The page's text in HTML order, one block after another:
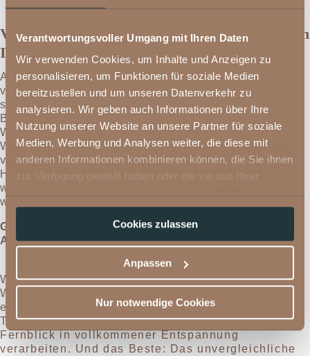
Verantwortungsvoller Umgang mit Ihren Daten
Wir verwenden Cookies, um Inhalte und Anzeigen zu
personalisieren, um Funktionen für soziale Medien
bereitzustellen und um unseren Datenverkehr zu
analysieren. Wir geben auch Informationen über Ihre
Nutzung unserer Website an unsere Partner für soziale
Medien, Werbung und Analysen weiter, die diese mit
anderen Informationen kombinieren können, die Sie ihnen
zur Verfügung gestellt haben oder die sie aus Ihrer
Informationen
Cookies zulassen
Anpassen
Nur notwendige Cookies
Von Bartholomäberg über Barthold-Rank nach
Innerberg
Auch hier können Sie wieder ganz unkompliziert
vomHotel Fernblickaus in Ihre Winterwanderung
starten und dabei die wunderschöne Barockkirche
Bartholomäberg erkunden. Der Vorteil dieser
Wanderung: Durch die sonnige Lage des
Wanderweges können Sie auf Ihrer Wanderung
viele Sonnenstunden genießen. Die Sonne auf der
Haut, ein unvergleichbares alpines Panorama und
wunderbar präparierte Wege – Wanderherz was
willst du mehr?
Gehzeit:
ca. 2 Stunden
Anreise:keine
Was tun danach? Eine ausgedehnte
Winterwanderung ist zwar wunderschön, aber auch
ein wenig anstrengend. Die vielen Eindrücke des
Tages können Sie anschließend bei uns im Hotel
Fernblick in vollkommener Entspannung
verarbeiten. Und das Beste: Das unvergleichliche